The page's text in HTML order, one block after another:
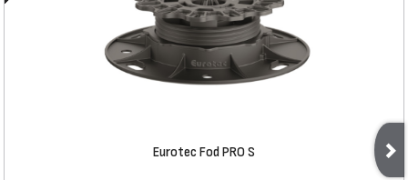
Eurotec Fod PRO S